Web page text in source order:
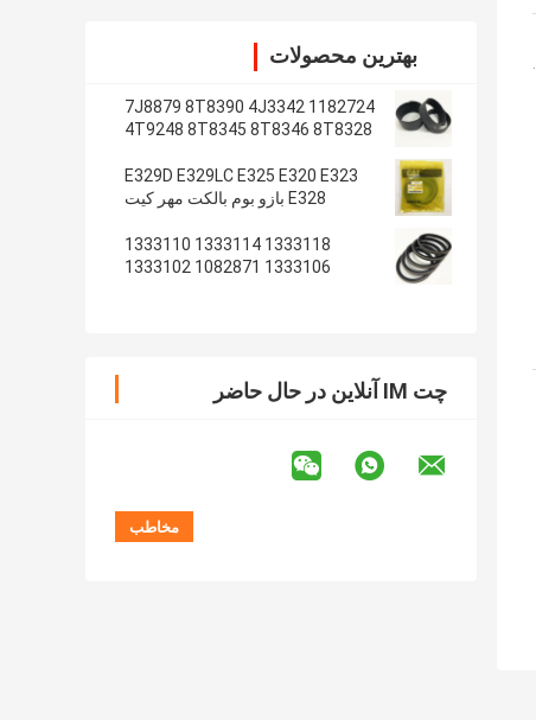
بهترین محصولات
1182724 7J8879 8T8390 4J3342
4T9248 8T8345 8T8346 8T8328
E329D E329LC E325 E320 E323
E328 بازو بوم بالکت مهر کیت
1333118 1333114 1333110
1333106 1082871 1333102
چت IM آنلاین در حال حاضر